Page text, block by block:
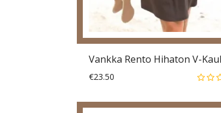
€23.50